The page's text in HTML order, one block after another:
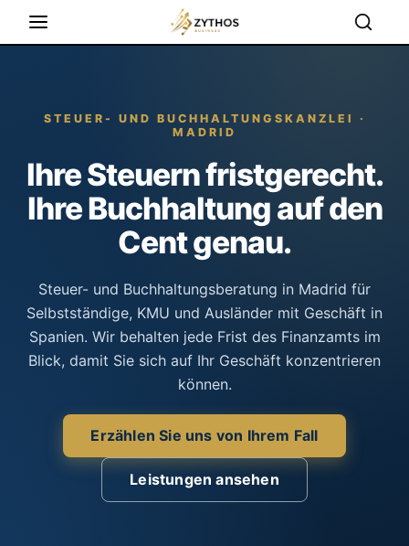
STEUER- UND BUCHHALTUNGSKANZLEI ·
MADRID
Ihre Steuern fristgerecht.
Ihre Buchhaltung auf den
Cent genau.
Steuer- und Buchhaltungsberatung in Madrid für
Selbstständige, KMU und Ausländer mit Geschäft in
Spanien. Wir behalten jede Frist des Finanzamts im
Blick, damit Sie sich auf Ihr Geschäft konzentrieren
können.
Erzählen Sie uns von Ihrem Fall
Leistungen ansehen